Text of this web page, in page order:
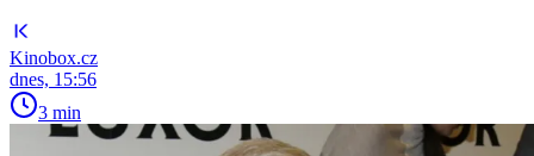
Kinobox.cz
dnes, 15:56
3 min